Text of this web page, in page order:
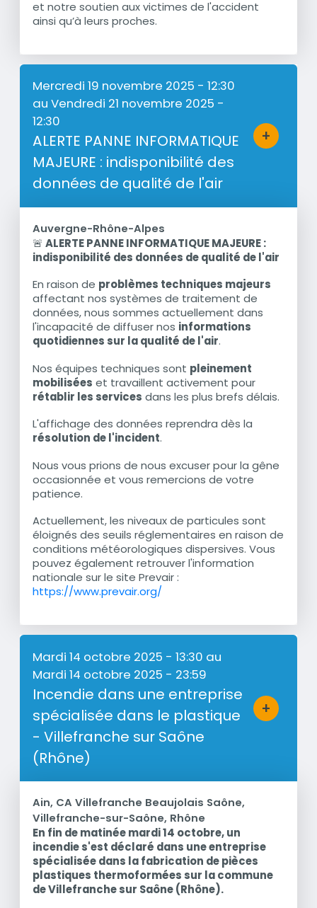
et notre soutien aux victimes de l'accident
ainsi qu’à leurs proches.
Mercredi 19 novembre 2025 - 12:30
auVendredi 21 novembre 2025 -
12:30
ALERTE PANNE INFORMATIQUE
MAJEURE : indisponibilité des
données de qualité de l'air
+
Bouton
Auvergne-Rhône-Alpes
Résumé
🚨 ALERTE PANNE INFORMATIQUE MAJEURE :
indisponibilité des données de qualité de l'air
En raison de problèmes techniques majeurs
affectant nos systèmes de traitement de
données, nous sommes actuellement dans
l'incapacité de diffuser nos informations
quotidiennes sur la qualité de l'air.
Nos équipes techniques sont pleinement
mobilisées et travaillent activement pour
rétablir les services dans les plus brefs délais.
L'affichage des données reprendra dès la
résolution de l'incident.
Nous vous prions de nous excuser pour la gêne
occasionnée et vous remercions de votre
patience.
Actuellement, les niveaux de particules sont
éloignés des seuils réglementaires en raison de
conditions météorologiques dispersives. Vous
pouvez également retrouver l'information
nationale sur le site Prevair :
https://www.prevair.org/
Mardi 14 octobre 2025 - 13:30 au
Mardi 14 octobre 2025 - 23:59
Incendie dans une entreprise
spécialisée dans le plastique
- Villefranche sur Saône
(Rhône)
+
Bouton
Ain, CA Villefranche Beaujolais Saône,
Villefranche-sur-Saône, Rhône
Résumé
En fin de matinée mardi 14 octobre, un
incendie s'est déclaré dans une entreprise
spécialisée dans la fabrication de pièces
plastiques thermoformées sur la commune
de Villefranche sur Saône (Rhône).